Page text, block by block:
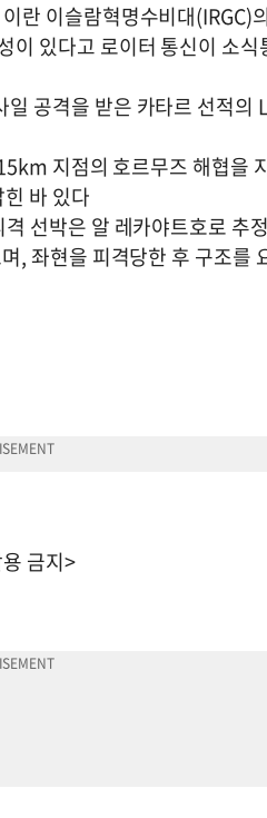
란 이슬람혁명수비대(IRGC)
있다고 로이터 통신이 소
공격을 받은 카타르 선적의
지점의 호르무즈 해협을
바 있다
선박은 알 레카야트호로 추
, 좌현을 피격당한 후 구조를
금지>